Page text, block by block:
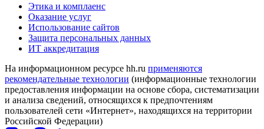
Этика и комплаенс
Оказание услуг
Использование сайтов
Защита персональных данных
ИТ аккредитация
На информационном ресурсе hh.ru применяются
рекомендательные технологии (информационные технологии
предоставления информации на основе сбора, систематизации
и анализа сведений, относящихся к предпочтениям
пользователей сети «Интернет», находящихся на территории
Российской Федерации)